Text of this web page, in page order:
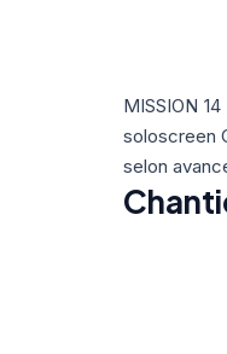
MISSION
soloscreen
selon